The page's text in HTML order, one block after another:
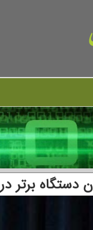
دستگاه برتر